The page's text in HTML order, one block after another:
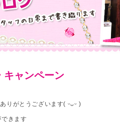
キャンペーン
りがとうございます( ᵕᴗᵕ )
きます